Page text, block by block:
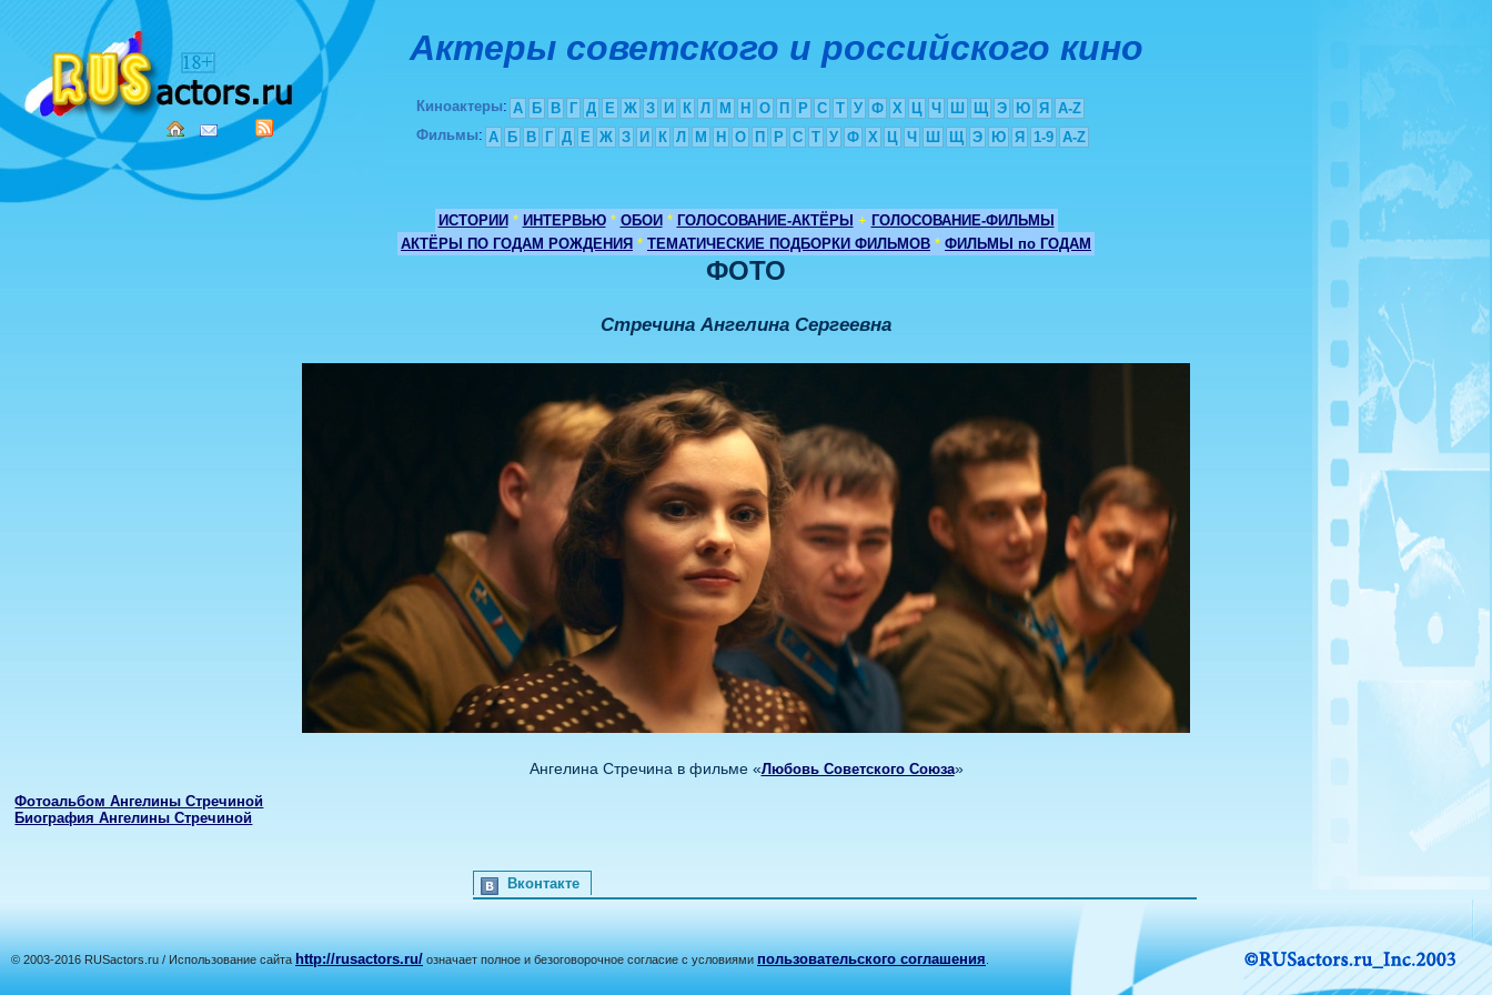
Актеры советского и российского кино
Киноактеры: А Б В Г Д Е Ж З И К Л М Н О П Р С Т У Ф Х Ц Ч Ш Щ Э Ю Я
A-Z
Фильмы: А Б В Г Д Е Ж З И К Л М Н О П Р С Т У Ф Х Ц Ч Ш Щ Э Ю Я 1-9 A-Z
ИСТОРИИ * ИНТЕРВЬЮ * ОБОИ * ГОЛОСОВАНИЕ-АКТЁРЫ + ГОЛОСОВАНИЕ-ФИЛЬМЫ
АКТЁРЫ ПО ГОДАМ РОЖДЕНИЯ * ТЕМАТИЧЕСКИЕ ПОДБОРКИ ФИЛЬМОВ * ФИЛЬМЫ по ГОДАМ
ФОТО
Стречина Ангелина Сергеевна
Ангелина Стречина в фильме «Любовь Советского Союза»
Фотоальбом Ангелины Стречиной
Биография Ангелины Стречиной
Вконтакте
© 2003-2016 RUSactors.ru / Использование сайта http://rusactors.ru/ означает полное и безоговорочное согласие с условиями пользовательского соглашения